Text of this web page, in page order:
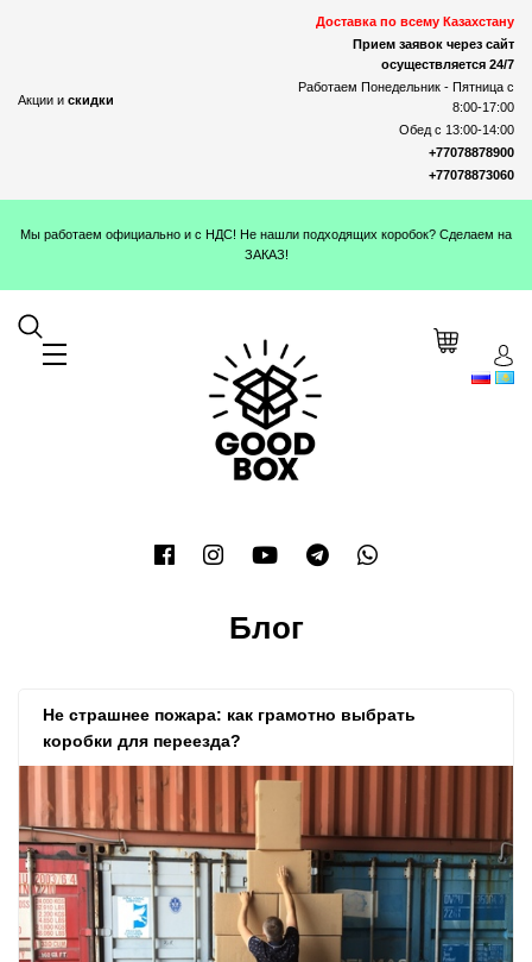
Акции и скидки
Доставка по всему Казахстану
Прием заявок через сайт
осуществляется 24/7
Работаем Понедельник - Пятница с
8:00-17:00
Обед с 13:00-14:00
+77078878900
+77078873060
Мы работаем официально и с НДС! Не нашли подходящих коробок? Сделаем на
ЗАКАЗ!
Блог
Не страшнее пожара: как грамотно выбрать
коробки для переезда?